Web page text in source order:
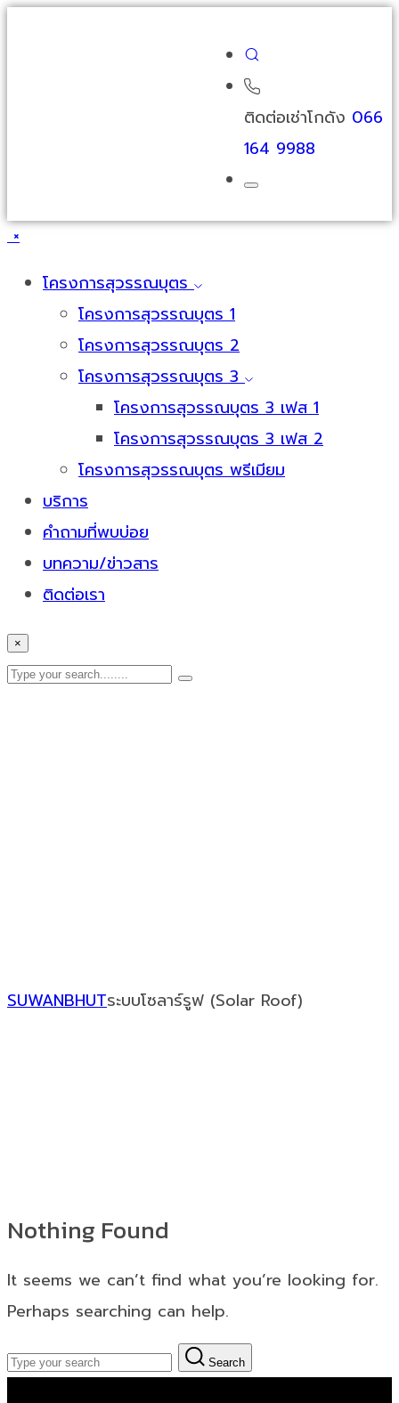
ติดต่อเช่าโกดัง 066
164 9988
×
โครงการสุวรรณบุตร
โครงการสุวรรณบุตร 1
โครงการสุวรรณบุตร 2
โครงการสุวรรณบุตร 3
โครงการสุวรรณบุตร 3 เฟส 1
โครงการสุวรรณบุตร 3 เฟส 2
โครงการสุวรรณบุตร พรีเมียม
บริการ
คำถามที่พบบ่อย
บทความ/ข่าวสาร
ติดต่อเรา
×
SUWANBHUTระบบโซลาร์รูฟ (Solar Roof)
Nothing Found
It seems we can’t find what you’re looking for.
Perhaps searching can help.
Search